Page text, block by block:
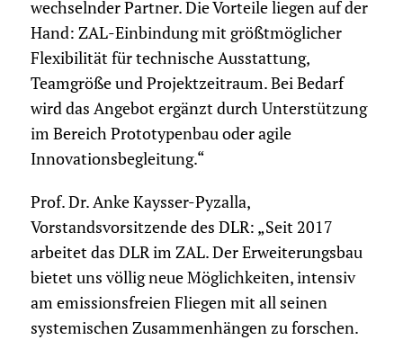
wechselnder Partner. Die Vorteile liegen auf der
Hand: ZAL-Einbindung mit größtmöglicher
Flexibilität für technische Ausstattung,
Teamgröße und Projektzeitraum. Bei Bedarf
wird das Angebot ergänzt durch Unterstützung
im Bereich Prototypenbau oder agile
Innovationsbegleitung.“
Prof. Dr. Anke Kaysser-Pyzalla,
Vorstandsvorsitzende des DLR: „Seit 2017
arbeitet das DLR im ZAL. Der Erweiterungsbau
bietet uns völlig neue Möglichkeiten, intensiv
am emissionsfreien Fliegen mit all seinen
systemischen Zusammenhängen zu forschen.